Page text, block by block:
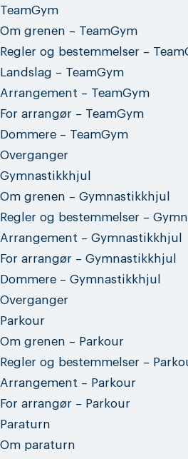
TeamGym
Om grenen – TeamGym
Regler og bestemmelser –
Landslag – TeamGym
Arrangement – TeamGym
For arrangør – TeamGym
Dommere – TeamGym
Overganger
Gymnastikkhjul
Om grenen – Gymnastikkhjul
Regler og bestemmelser –
Arrangement – Gymnastikkhjul
For arrangør – Gymnastikkhjul
Dommere – Gymnastikkhjul
Overganger
Parkour
Om grenen – Parkour
Regler og bestemmelser –
Arrangement – Parkour
For arrangør – Parkour
Paraturn
Om paraturn